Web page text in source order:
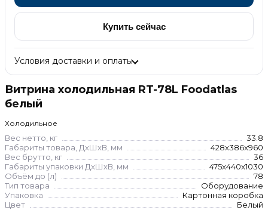
Витрина холодильная RT-78L Foodatlas
белый
Холодильное
Вес нетто, кг
33.8
Габариты товара, ДхШхВ, мм
428x386x960
Вес брутто, кг
36
Габариты упаковки ДхШхВ, мм
475x440x1030
Объём до (л)
78
Тип товара
Оборудование
Упаковка
Картонная коробка
Цвет
Белый
Купить сейчас
Условия доставки и оплаты